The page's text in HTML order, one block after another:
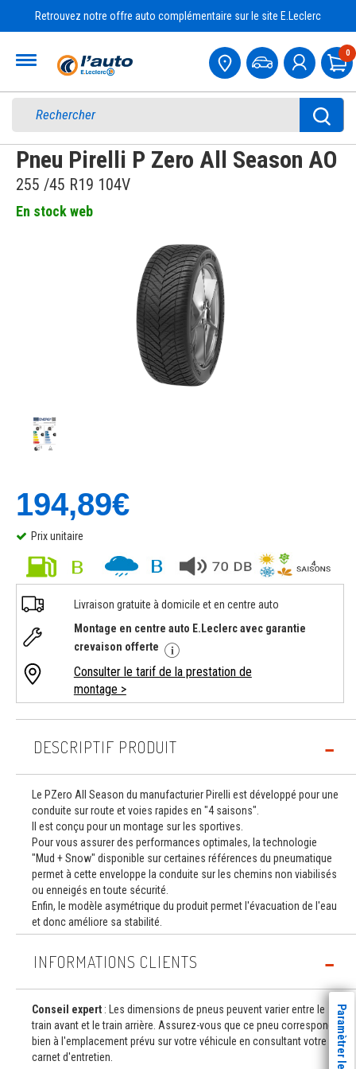
Retrouvez notre offre auto complémentaire sur le site E.Leclerc
0
Pneu Pirelli P Zero All Season AO
255 /45 R19 104V
En stock web
194,89€
Prix unitaire
Livraison gratuite à domicile et en centre auto
Montage en centre auto E.Leclerc avec garantie
crevaison offerte
Consulter le tarif de la prestation de
montage >
DESCRIPTIF PRODUIT
Le PZero All Season du manufacturier Pirelli est développé pour une
conduite sur route et voies rapides en "4 saisons".
Il est conçu pour un montage sur les sportives.
Pour vous assurer des performances optimales, la technologie
"Mud + Snow" disponible sur certaines références du pneumatique
permet à cette enveloppe la conduite sur les chemins non viabilisés
ou enneigés en toute sécurité.
Enfin, le modèle asymétrique du produit permet l'évacuation de l'eau
et donc améliore sa stabilité.
INFORMATIONS CLIENTS
Conseil expert : Les dimensions de pneus peuvent varier entre le
train avant et le train arrière. Assurez-vous que ce pneu correspond
bien à l'emplacement prévu sur votre véhicule en consultant votre
carnet d'entretien.